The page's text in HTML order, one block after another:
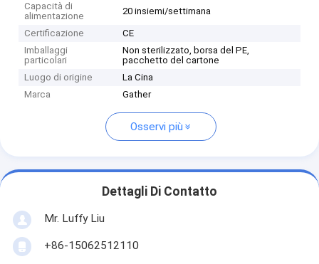
Capacità di
alimentazione
20 insiemi/settimana
Certificazione
CE
Imballaggi
particolari
Non sterilizzato, borsa del PE,
pacchetto del cartone
Luogo di origine
La Cina
Marca
Gather
Osservi più
Dettagli Di Contatto
Mr. Luffy Liu
+86-15062512110